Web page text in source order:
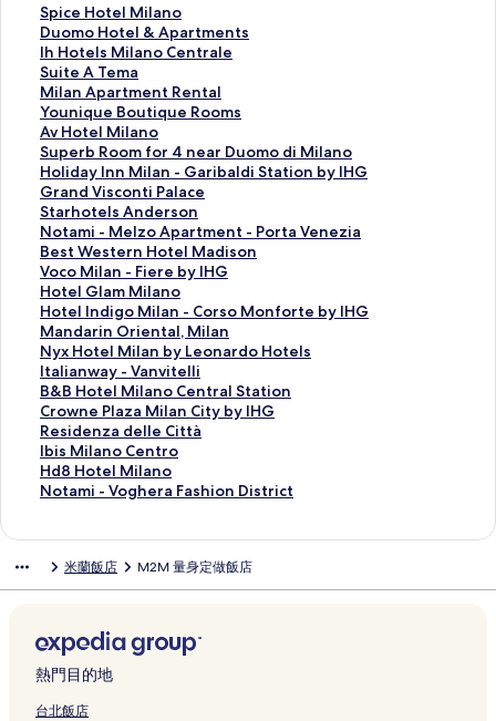
Spice Hotel Milano
S
p
i
c
e
H
o
t
e
l
M
i
l
a
n
o
的
連
結
Duomo Hotel & Apartments
D
u
o
m
o
H
o
t
e
l
&
A
p
a
r
t
m
e
n
t
s
的
連
結
Ih Hotels Milano Centrale
I
h
H
o
t
e
l
s
M
i
l
a
n
o
C
e
n
t
r
a
l
e
的
Suite A Tema
S
u
i
t
e
A
T
e
m
a
的
連
結
Milan Apartment Rental
M
i
l
a
n
A
p
a
r
t
m
e
n
t
R
e
n
t
a
l
的
Younique Boutique Rooms
Y
o
u
n
i
q
u
e
B
o
u
t
i
q
u
e
R
o
o
m
結
Av Hotel Milano
A
v
H
o
t
e
l
M
i
l
a
n
o
的
連
結
Superb Room for 4 near Duomo di Milano
S
u
p
e
r
b
R
o
o
m
f
o
r
4
n
e
a
r
m
o
M
i
l
a
Holiday Inn Milan - Garibaldi Station by IHG
H
o
l
i
d
a
y
I
n
n
M
i
l
a
n
-
G
a
i
S
t
a
Grand Visconti Palace
G
r
a
n
d
V
i
s
c
o
n
t
i
P
a
l
的
連
Starhotels Anderson
S
t
a
r
h
o
t
e
l
s
A
n
d
e
r
的
連
Notami - Melzo Apartment - Porta Venezia
N
o
t
a
m
i
-
M
e
l
z
o
A
p
m
e
-
P
o
r
Best Western Hotel Madison
B
e
s
t
W
e
s
t
e
r
n
H
o
M
a
s
o
n
的
Voco Milan - Fiere by IHG
V
o
c
o
M
i
l
a
n
-
F
i
y
G
的
連
結
Hotel Glam Milano
H
o
t
e
l
G
l
a
m
M
i
的
Hotel Indigo Milan - Corso Monforte by IHG
H
o
t
e
l
I
n
d
i
g
a
C
o
r
s
Mandarin Oriental, Milan
M
a
n
d
a
r
i
n
O
t
,
M
i
l
Nyx Hotel Milan by Leonardo Hotels
N
y
x
H
o
t
e
l
n
L
e
o
n
Italianway - Vanvitelli
I
t
a
l
i
a
n
V
v
i
t
e
B&B Hotel Milano Central Station
B
&
B
H
o
t
l
o
C
e
n
Crowne Plaza Milan City by IHG
C
r
o
w
n
z
i
l
a
n
Residenza delle Città
R
e
s
i
a
l
l
e
C
Ibis Milano Centro
I
b
i
a
C
e
n
t
Hd8 Hotel Milano
H
d
e
i
l
a
n
Notami - Voghera Fashion District
N
m
i
o
g
h
e
米蘭飯店 M2M 量身定做飯店
熱門目的地
台北飯店